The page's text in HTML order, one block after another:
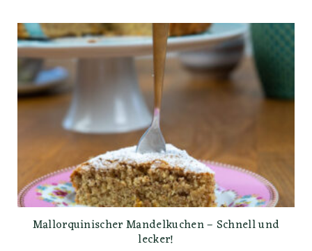
Mallorquinischer Mandelkuchen – Schnell und
lecker!